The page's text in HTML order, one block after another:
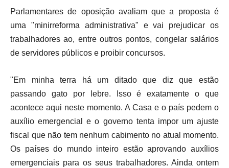
Parlamentares de oposição avaliam que a proposta é
uma "minirreforma administrativa" e vai prejudicar os
trabalhadores ao, entre outros pontos, congelar salários
de servidores públicos e proibir concursos.
"Em minha terra há um ditado que diz que estão
passando gato por lebre. Isso é exatamente o que
acontece aqui neste momento. A Casa e o país pedem o
auxílio emergencial e o governo tenta impor um ajuste
fiscal que não tem nenhum cabimento no atual momento.
Os países do mundo inteiro estão aprovando auxílios
emergenciais para os seus trabalhadores. Ainda ontem